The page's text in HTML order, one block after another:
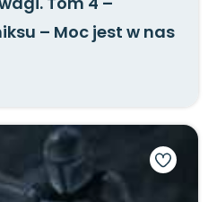
– Moc jest w nas